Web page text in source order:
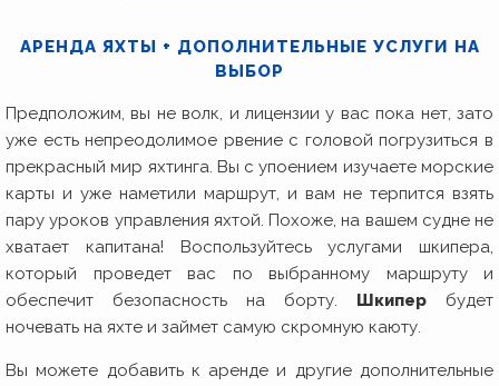
АРЕНДА ЯХТЫ + ДОПОЛНИТЕЛЬНЫЕ УСЛУГИ НА
ВЫБОР
Предположим, вы не волк, и лицензии у вас пока нет, зато
уже есть непреодолимое рвение с головой погрузиться в
прекрасный мир яхтинга. Вы с упоением изучаете морские
карты и уже наметили маршрут, и вам не терпится взять
пару уроков управления яхтой. Похоже, на вашем судне не
хватает капитана! Воспользуйтесь услугами шкипера,
который проведет вас по выбранному маршруту и
обеспечит безопасность на борту. Шкипер будет
ночевать на яхте и займет самую скромную каюту.
Вы можете добавить к аренде и другие дополнительные